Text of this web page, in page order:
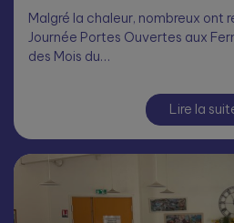
Malgré la chaleur, nombreux ont
Journée Portes Ouvertes aux
des Mois du…
Lire la